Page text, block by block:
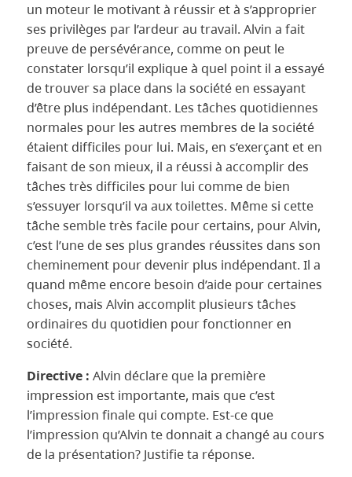
un moteur le motivant à réussir et à s’approprier
ses privilèges par l’ardeur au travail. Alvin a fait
preuve de persévérance, comme on peut le
constater lorsqu’il explique à quel point il a essayé
de trouver sa place dans la société en essayant
d’être plus indépendant. Les tâches quotidiennes
normales pour les autres membres de la société
étaient difficiles pour lui. Mais, en s’exerçant et en
faisant de son mieux, il a réussi à accomplir des
tâches très difficiles pour lui comme de bien
s’essuyer lorsqu’il va aux toilettes. Même si cette
tâche semble très facile pour certains, pour Alvin,
c’est l’une de ses plus grandes réussites dans son
cheminement pour devenir plus indépendant. Il a
quand même encore besoin d’aide pour certaines
choses, mais Alvin accomplit plusieurs tâches
ordinaires du quotidien pour fonctionner en
société.
Directive : Alvin déclare que la première
impression est importante, mais que c’est
l’impression finale qui compte. Est-ce que
l’impression qu’Alvin te donnait a changé au cours
de la présentation? Justifie ta réponse.